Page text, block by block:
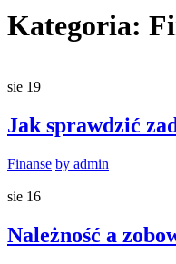
Kategoria:
sie 19
Jak sprawdzić
Finanse by admin
sie 16
Należność a